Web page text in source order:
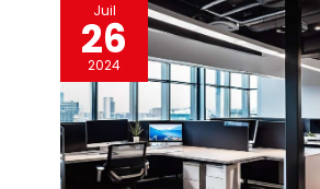
Juil
26
2024